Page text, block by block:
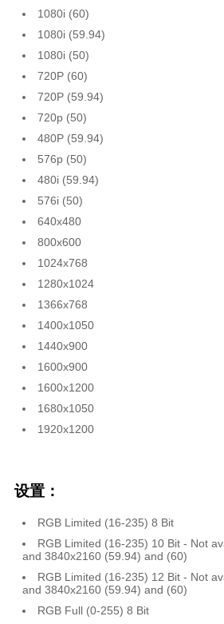
1080i (60)
1080i (59.94)
1080i (50)
720P (60)
720P (59.94)
720p (50)
480P (59.94)
576p (50)
480i (59.94)
576i (50)
640x480
800x600
1024x768
1280x1024
1366x768
1400x1050
1440x900
1600x900
1600x1200
1680x1050
1920x1200
设置：
RGB Limited (16-235) 8 Bit
RGB Limited (16-235) 10 Bit - Not
and 3840x2160 (59.94) and (60)
RGB Limited (16-235) 12 Bit - Not
and 3840x2160 (59.94) and (60)
RGB Full (0-255) 8 Bit